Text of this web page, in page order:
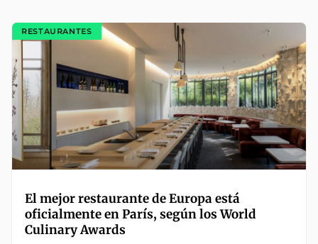
RESTAURANTES
El mejor restaurante de Europa está
oficialmente en París, según los World
Culinary Awards